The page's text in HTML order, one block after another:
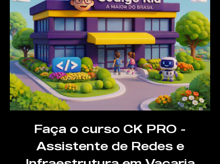
Faça o curso CK PRO -
Assistente de Redes e